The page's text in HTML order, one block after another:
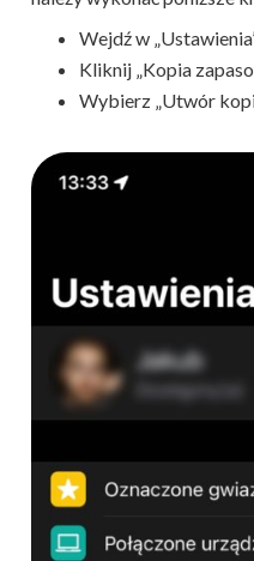
Wejdź w
Kliknij „Kopia
Wybierz „Utwór